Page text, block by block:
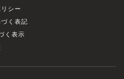
シー
く表記
く表示